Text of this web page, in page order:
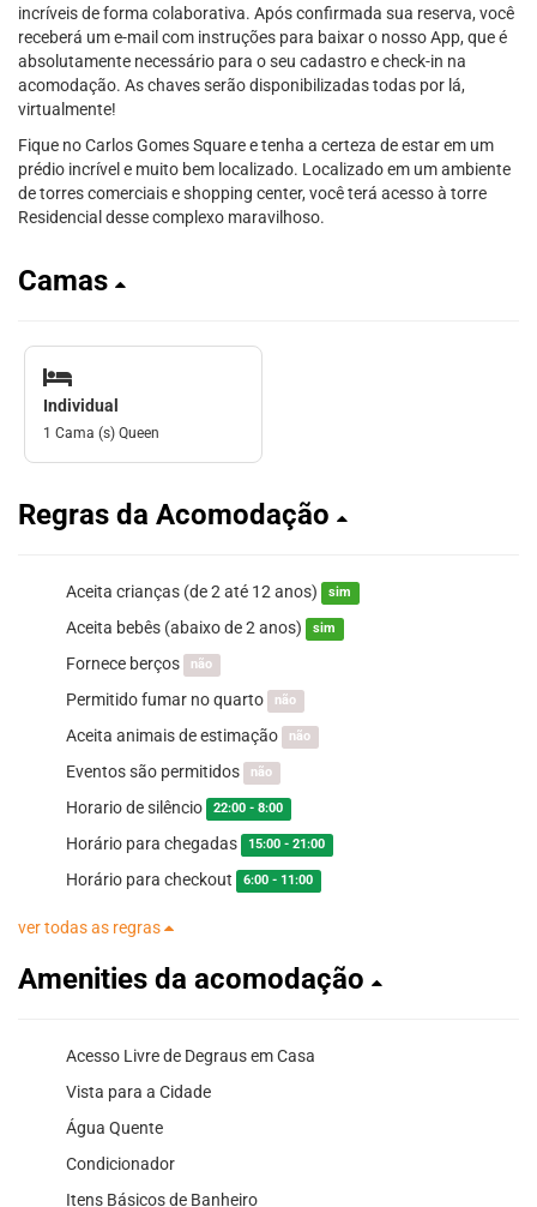
incríveis de forma colaborativa. Após confirmada sua reserva, você
receberá um e-mail com instruções para baixar o nosso App, que é
absolutamente necessário para o seu cadastro e check-in na
acomodação. As chaves serão disponibilizadas todas por lá,
virtualmente!
Fique no Carlos Gomes Square e tenha a certeza de estar em um
prédio incrível e muito bem localizado. Localizado em um ambiente
de torres comerciais e shopping center, você terá acesso à torre
Residencial desse complexo maravilhoso.
Camas
Individual
1 Cama (s) Queen
Regras da Acomodação
Aceita crianças (de 2 até 12 anos) sim
Aceita bebês (abaixo de 2 anos) sim
Fornece berços não
Permitido fumar no quarto não
Aceita animais de estimação não
Eventos são permitidos não
Horario de silêncio 22:00 - 8:00
Horário para chegadas 15:00 - 21:00
Horário para checkout 6:00 - 11:00
ver todas as regras
Amenities da acomodação
Acesso Livre de Degraus em Casa
Vista para a Cidade
Água Quente
Condicionador
Itens Básicos de Banheiro